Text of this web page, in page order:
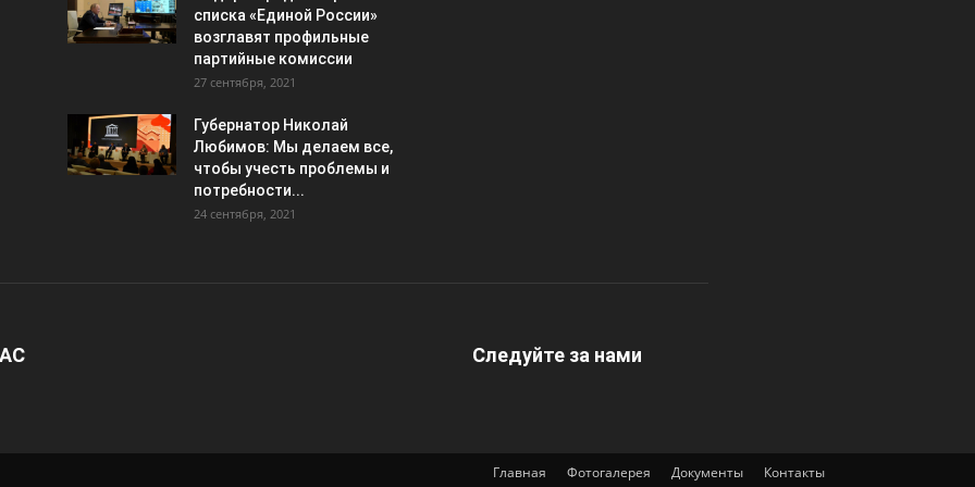
списка «Единой России»
возглавят профильные
партийные комиссии
27 сентября, 2021
Губернатор Николай
Любимов: Мы делаем все,
чтобы учесть проблемы и
потребности...
24 сентября, 2021
Следуйте за нами
Главная Фотогалерея Документы Контакты